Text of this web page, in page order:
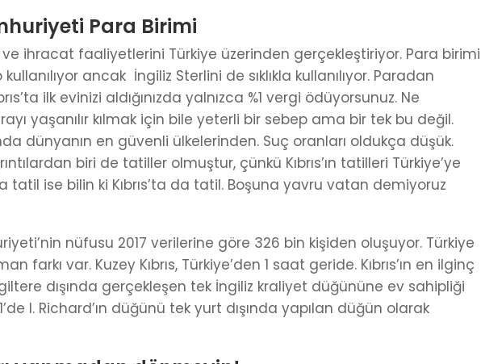
Para Birimi
ve ihracat faaliyetlerini Türkiye üzerinden gerçekleştiriyor. Para birimi
kullanılıyor ancak İngiliz Sterlini de sıklıkla kullanılıyor. Paradan
ilk evinizi aldığınızda yalnızca %1 vergi ödüyorsunuz. Ne
yaşanılır kılmak için bile yeterli bir sebep ama bir tek bu değil.
dünyanın en güvenli ülkelerinden. Suç oranları oldukça düşük.
biri de tatiller olmuştur, çünkü Kıbrıs’ın tatilleri Türkiye’ye
tatil ise bilin ki Kıbrıs’ta da tatil. Boşuna yavru vatan demiyoruz
nüfusu 2017 verilerine göre 326 bin kişiden oluşuyor. Türkiye
farkı var. Kuzey Kıbrıs, Türkiye’den 1 saat geride. Kıbrıs’ın en ilginç
dışında gerçekleşen tek İngiliz kraliyet düğününe ev sahipliği
I. Richard’ın düğünü tek yurt dışında yapılan düğün olarak